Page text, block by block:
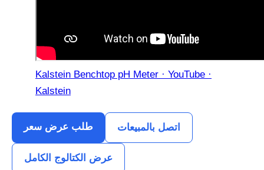
Kalstein Benchtop pH Meter · YouTube ·
Kalstein
طلب عرض سعر اتصل بالمبيعات
عرض الكتالوج الكامل